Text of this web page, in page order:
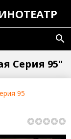
search
Серия 95"
95